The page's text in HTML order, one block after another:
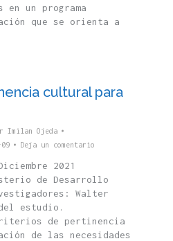
en un programa
que se orienta a
cultural para
Imilan Ojeda
Deja un comentario
2021
de Desarrollo
Walter
estudio.
de pertinencia
de las necesidades